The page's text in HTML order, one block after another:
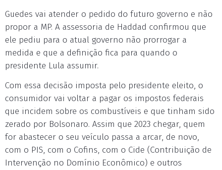
Guedes vai atender o pedido do futuro governo e não
propor a MP. A assessoria de Haddad confirmou que
ele pediu para o atual governo não prorrogar a
medida e que a definição fica para quando o
presidente Lula assumir.
Com essa decisão imposta pelo presidente eleito, o
consumidor vai voltar a pagar os impostos federais
que incidem sobre os combustíveis e que tinham sido
zerado por Bolsonaro. Assim que 2023 chegar, quem
for abastecer o seu veículo passa a arcar, de novo,
com o PIS, com o Cofins, com o Cide (Contribuição de
Intervenção no Domínio Econômico) e outros